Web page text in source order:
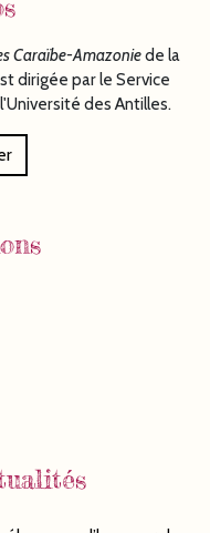
Caraïbe-Amazoniede la
dirigée par le Service
des Antilles.